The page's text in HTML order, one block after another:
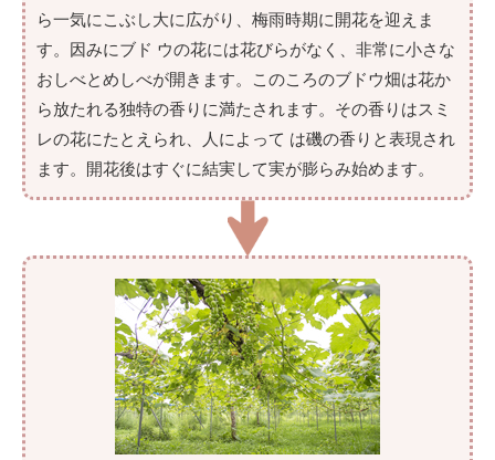
ら一気にこぶし大に広がり、梅雨時期に開花を迎えま
す。因みにブド ウの花には花びらがなく、非常に小さな
おしべとめしべが開きます。このころのブドウ畑は花か
ら放たれる独特の香りに満たされます。その香りはスミ
レの花にたとえられ、人によって は磯の香りと表現され
ます。開花後はすぐに結実して実が膨らみ始めます。